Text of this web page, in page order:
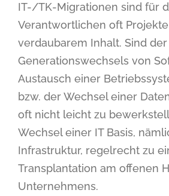
IT-/TK-Migrationen sind für
Verantwortlichen oft
verdaubarem Inhalt. Sind
Generationswechsels von
Austausch einer
bzw. der Wechsel einer
oft nicht leicht zu
Wechsel einer IT Basis,
Infrastruktur, regelrecht zu
Transplantation am offenen
Unternehmens.